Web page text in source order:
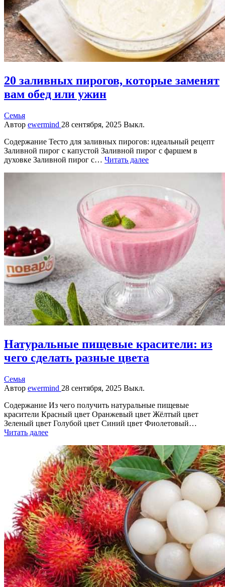
20 заливных пирогов, которые заменят
вам обед или ужин
Семья
Автор ewermind 28 сентября, 2025 Выкл.
Содержание Тесто для заливных пирогов: идеальный рецепт
Заливной пирог с капустой Заливной пирог с фаршем в
духовке Заливной пирог с… Читать далее
Натуральные пищевые красители: из
чего сделать разные цвета
Семья
Автор ewermind 28 сентября, 2025 Выкл.
Содержание Из чего получить натуральные пищевые
красители Красный цвет Оранжевый цвет Жёлтый цвет
Зеленый цвет Голубой цвет Синий цвет Фиолетовый…
Читать далее